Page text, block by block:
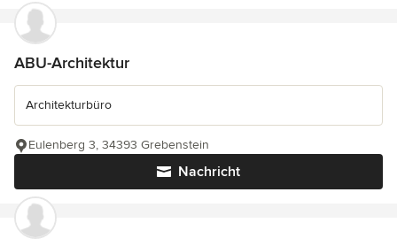
ABU-Architektur
Architekturbüro
Nachricht
Eulenberg 3, 34393 Grebenstein